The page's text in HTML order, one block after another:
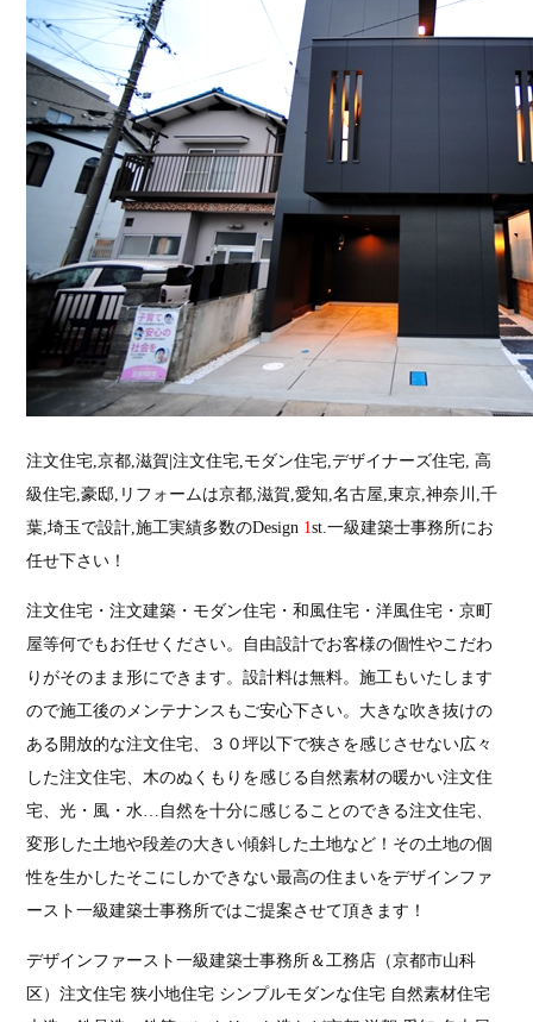
注文住宅,京都,滋賀|注文住宅,モダン住宅,デザイナーズ住宅, 高
級住宅,豪邸,リフォームは京都,滋賀,愛知,名古屋,東京,神奈川,千
葉,埼玉で設計,施工実績多数のDesign 1st.一級建築士事務所にお
任せ下さい！
注文住宅・注文建築・モダン住宅・和風住宅・洋風住宅・京町
屋等何でもお任せください。自由設計でお客様の個性やこだわ
りがそのまま形にできます。設計料は無料。施工もいたします
ので施工後のメンテナンスもご安心下さい。大きな吹き抜けの
ある開放的な注文住宅、３０坪以下で狭さを感じさせない広々
した注文住宅、木のぬくもりを感じる自然素材の暖かい注文住
宅、光・風・水…自然を十分に感じることのできる注文住宅、
変形した土地や段差の大きい傾斜した土地など！その土地の個
性を生かしたそこにしかできない最高の住まいをデザインファ
ースト一級建築士事務所では ご提案させて頂きます！
デザインファースト一級建築士事務所＆工務店（京都市山科
区）注文住宅 狭小地住宅 シンプルモダンな住宅 自然素材住宅